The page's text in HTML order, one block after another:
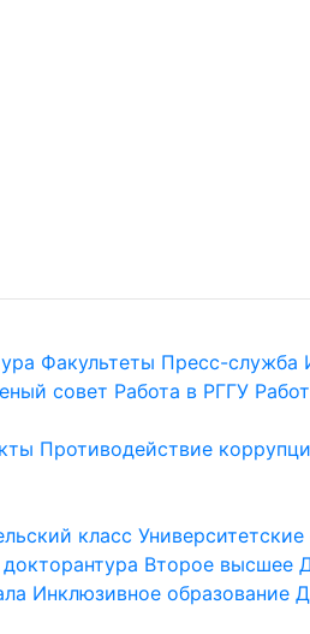
Факультеты Пресс-служба
совет Работа в РГГУ
Противодействие
класс
Второе высшее
Инклюзивное образование